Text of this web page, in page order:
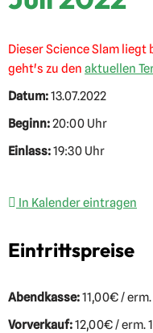
Dieser Science Slam
geht's zu den aktuellen
Datum:13.07.2022
Beginn:20:00 Uhr
Einlass:19:30 Uhr
In Kalender eintragen
Eintrittspreise
Abendkasse:11,00€ /
Vorverkauf:12,00€ / erm.